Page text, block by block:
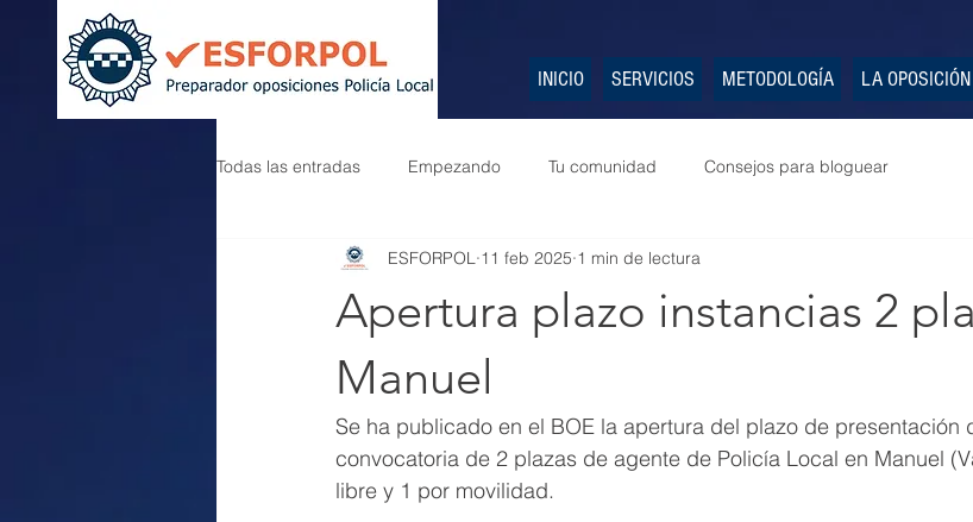
INICIO SERVICIOS METODOLOGÍA LA OPOSICIÓN
Todas las entradas Empezando Tu comunidad Consejos para bloguear
Apertura plazo instancias 2
Manuel
ESFORPOL 11 feb 2025 1 min de lectura
Se ha publicado en el BOE la apertura del plazo de presentación
convocatoria de 2 plazas de agente de Policía Local en Manuel
libre y 1 por movilidad.